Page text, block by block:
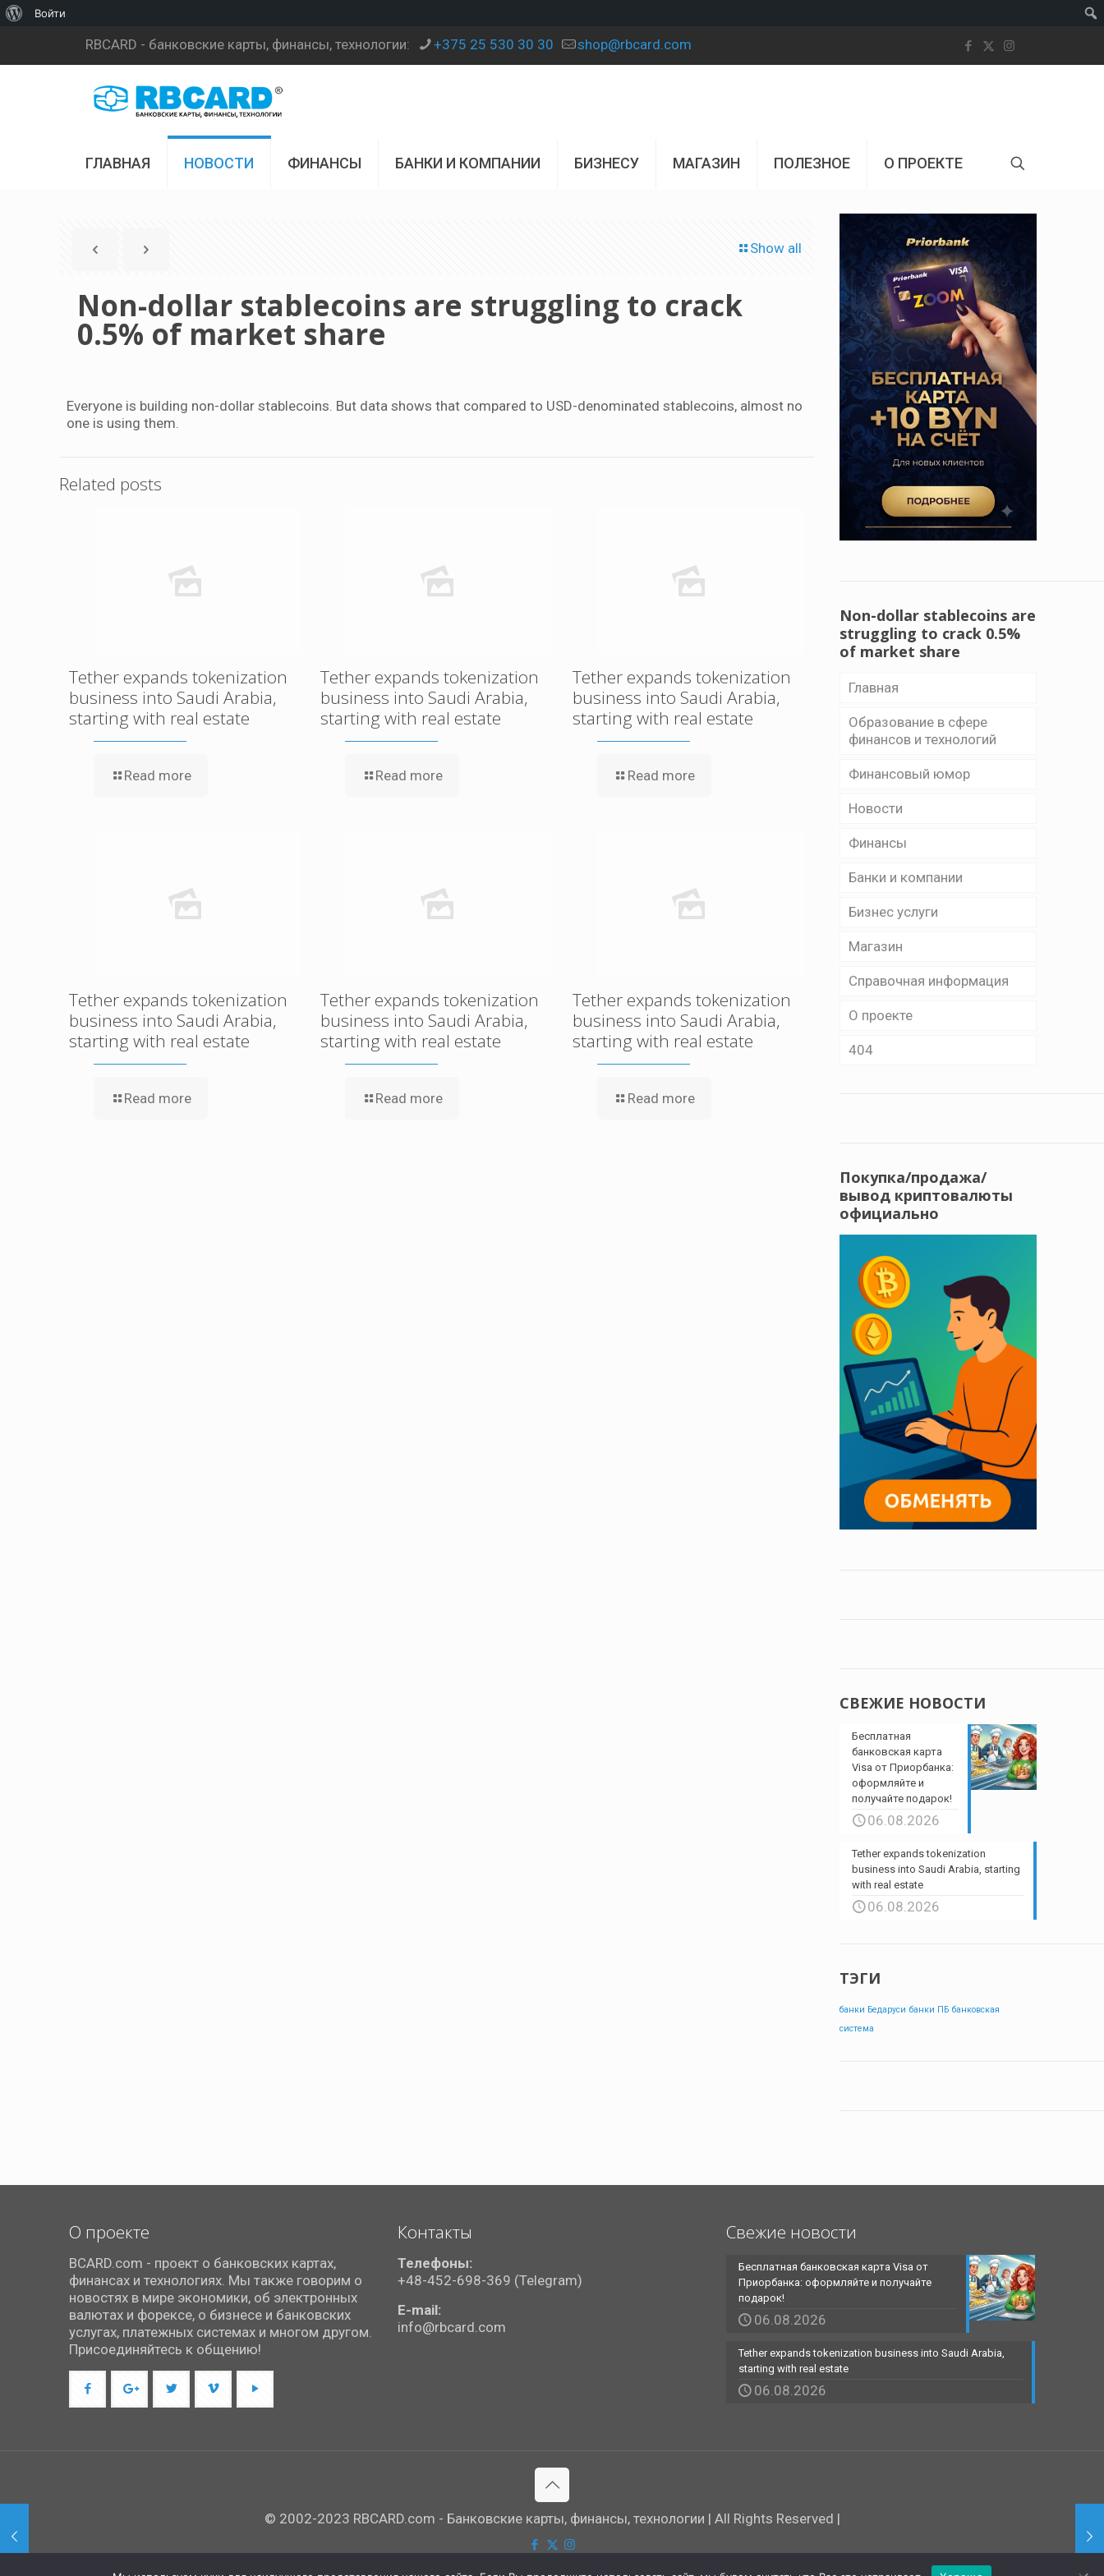
RBCARD - банковские карты, финансы, технологии: +375 25 530 30 30 shop@rbcard.com
ГЛАВНАЯ НОВОСТИ ФИНАНСЫ БАНКИ И КОМПАНИИ БИЗНЕСУ МАГАЗИН ПОЛЕЗНОЕ О ПРОЕКТЕ
Show all
Non-dollar stablecoins are struggling to crack
0.5% of market share
Everyone is building non-dollar stablecoins. But data shows that compared to USD-denominated stablecoins, almost no
one is using them.
Related posts
Tether expands tokenization
business into Saudi Arabia,
starting with real estate
Read more
Tether expands tokenization
business into Saudi Arabia,
starting with real estate
Read more
Tether expands tokenization
business into Saudi Arabia,
starting with real estate
Read more
Tether expands tokenization
business into Saudi Arabia,
starting with real estate
Read more
Tether expands tokenization
business into Saudi Arabia,
starting with real estate
Read more
Tether expands tokenization
business into Saudi Arabia,
starting with real estate
Read more
Non-dollar stablecoins are
struggling to crack 0.5%
of market share
Главная
Образование в сфере
финансов и технологий
Финансовый юмор
Новости
Финансы
Банки и компании
Бизнес уcлуги
Магазин
Справочная информация
О проекте
404
Покупка/продажа/
вывод криптовалюты
официально
СВЕЖИЕ НОВОСТИ
Бесплатная
банковская карта
Visa от Приорбанка:
оформляйте и
получайте подарок!
06.08.2026
Tether expands tokenization
business into Saudi Arabia, starting
with real estate
06.08.2026
ТЭГИ
банки Бедаруси банки ПБ банковская
система
О проекте
BCARD.com - проект о банковских картах,
финансах и технологиях. Мы также говорим о
новостях в мире экономики, об электронных
валютах и форексе, о бизнесе и банковских
услугах, платежных системах и многом другом.
Присоединяйтесь к общению!
Контакты
Телефоны:
+48-452-698-369 (Telegram)
E-mail:
info@rbcard.com
Свежие новости
Бесплатная банковская карта Visa от
Приорбанка: оформляйте и получайте
подарок!
06.08.2026
Tether expands tokenization business into Saudi Arabia,
starting with real estate
06.08.2026
© 2002-2023 RBCARD.com - Банковские карты, финансы, технологии | All Rights Reserved |
Войти